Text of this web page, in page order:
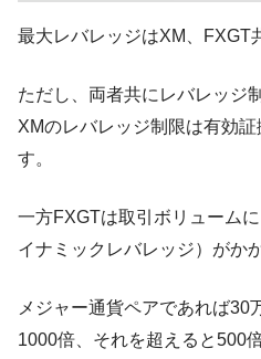
最大レバレッジはXM、FXGT
ただし、両者共にレバレッジ
XMのレバレッジ制限は有効
す。
一方FXGTは取引ボリューム
イナミックレバレッジ）がか
メジャー通貨ペアであれば30
1000倍、それを超えると500